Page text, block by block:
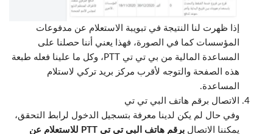
إذا ظهرت لنا النتيجة في تبويبة الاستعلام عن مدفوعات
المؤسسات كما في الصورة، فهذا يعني أننا حصلنا على
المساعدة المالية من بي تي تي PTT، وكل ما علينا فعله طبعة
هذه الصفحة والتوجه لأقرب مركز بريد تركي لاستلام
المساعدة.
الاتصال برقم هاتف البي تي تي
وفي حال لم يكن لدينا معرفة بتسجيل الدخول لرابط التحقق،
يمكننا الاتصال
برقم هاتف البي تي تي PTT للاستعلام عن